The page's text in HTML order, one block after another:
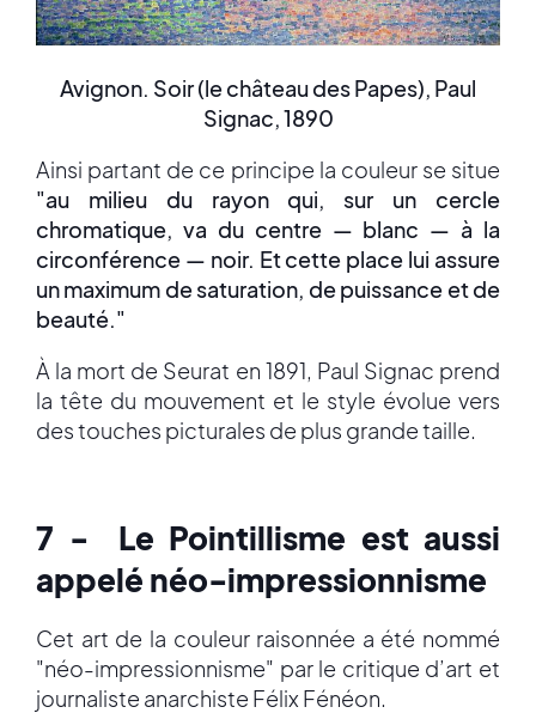
Avignon. Soir (le château des Papes), Paul
Signac, 1890
Ainsi partant de ce principe la couleur se situe
"au milieu du rayon qui, sur un cercle
chromatique, va du centre — blanc — à la
circonférence — noir. Et cette place lui assure
un maximum de saturation, de puissance et de
beauté."
À la mort de Seurat en 1891, Paul Signac prend
la tête du mouvement et le style évolue vers
des touches picturales de plus grande taille.
7 - Le Pointillisme est aussi
appelé néo-impressionnisme
Cet art de la couleur raisonnée a été nommé
"néo-impressionnisme" par le critique d’art et
journaliste anarchiste Félix Fénéon.